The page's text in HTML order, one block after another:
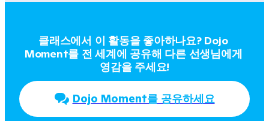
클래스에서 이 활동을 좋아하나요? Dojo
Moment를 전 세계에 공유해 다른 선생님에게
영감을 주세요!
Dojo Moment를 공유하세요